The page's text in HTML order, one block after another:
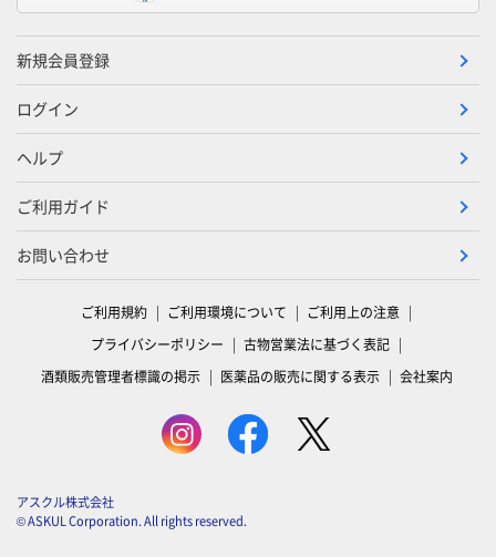
新規会員登録
ログイン
ヘルプ
ご利用ガイド
お問い合わせ
ご利用規約 ご利用環境について
ご利用上の注意
プライバシーポリシー
古物営業法に基づく表記
酒類販売管理者標識の掲示
医薬品の販売に関する表示 会社案内
アスクル株式会社
© ASKUL Corporation. All rights reserved.